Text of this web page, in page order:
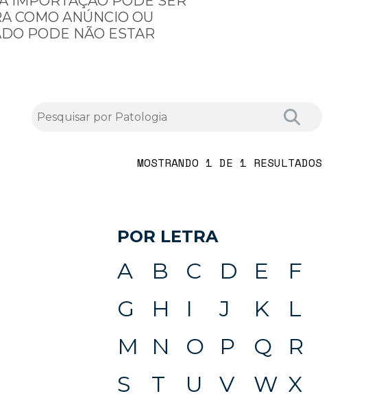
COMO ANÚNCIO OU
PODE NÃO ESTAR
MOSTRANDO 1 DE 1 RESULTADOS
POR LETRA
A B C D E
F
G
H I J K
L
M
N O P Q
R
S
T U V W X